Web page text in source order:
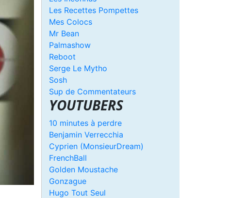
Les Recettes Pompettes
Mes Colocs
Mr Bean
Palmashow
Reboot
Serge Le Mytho
Sosh
Sup de Commentateurs
YOUTUBERS
10 minutes à perdre
Benjamin Verrecchia
Cyprien (MonsieurDream)
FrenchBall
Golden Moustache
Gonzague
Hugo Tout Seul